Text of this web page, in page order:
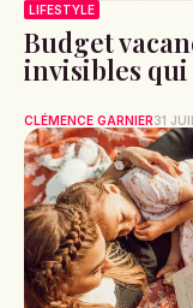
LIFESTYLE
Budget
invisibles
CLÉMENCE GARNIER31